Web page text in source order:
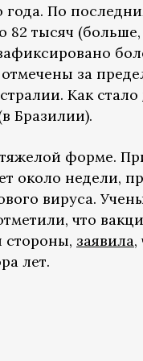
года. По
82 тысяч
за
Как стало
Бразилии).
форме.
около недели,
вируса.
что
стороны, заявила,
лет.